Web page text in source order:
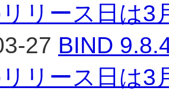
リース日は3
27 BIND
リース日は3